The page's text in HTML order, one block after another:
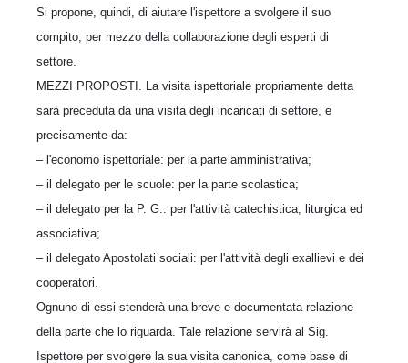
Si propone, quindi, di aiutare l'ispettore a svolgere il suo
compito, per mezzo della collaborazione degli esperti di
settore.
MEZZI PROPOSTI. La visita ispettoriale propriamente detta
sarà preceduta da una visita degli incaricati di settore, e
precisamente da:
– l'economo ispettoriale: per la parte amministrativa;
– il delegato per le scuole: per la parte scolastica;
– il delegato per la P. G.: per l'attività catechistica, liturgica ed
associativa;
– il delegato Apostolati sociali: per l'attività degli exallievi e dei
cooperatori.
Ognuno di essi stenderà una breve e documentata relazione
della parte che lo riguarda. Tale relazione servirà al Sig.
Ispettore per svolgere la sua visita canonica, come base di